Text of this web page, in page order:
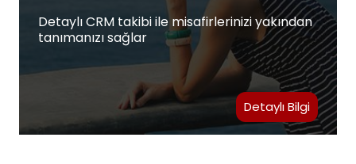
Detaylı CRM takibi ile misafirlerinizi yakından
tanımanızı sağlar
Detaylı Bilgi